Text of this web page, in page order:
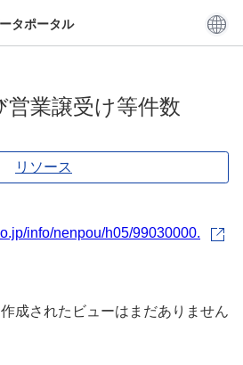
タポータル
営業譲受け等件数
リソース
info/nenpou/h05/99030000.
成されたビューはまだありません